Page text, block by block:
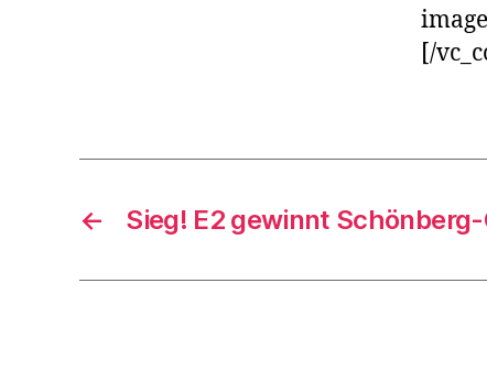
[/
← Sieg! E2 gewinnt